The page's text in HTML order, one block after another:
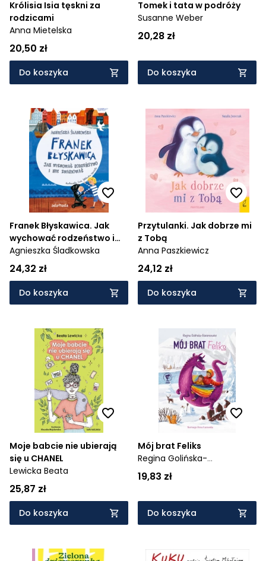
Królisia Isia tęskni za
rodzicami
Anna Mietelska
20,50 zł
Do koszyka
Tomek i tata w podróży
Susanne Weber
20,28 zł
Do koszyka
Franek Błyskawica. Jak
wychować rodzeństwo i
nie zwariować
Agnieszka Śladkowska
24,32 zł
Do koszyka
Przytulanki. Jak dobrze mi
z Tobą
Anna Paszkiewicz
24,12 zł
Do koszyka
Moje babcie nie ubierają
się u CHANEL
Lewicka Beata
25,87 zł
Do koszyka
Mój brat Feliks
Regina Golińska-
Barancewicz
19,83 zł
Do koszyka